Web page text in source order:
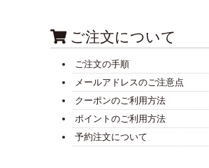
ご注文について
ご注文の手順
メールアドレスのご注意点
クーポンのご利用方法
ポイントのご利用方法
予約注文について